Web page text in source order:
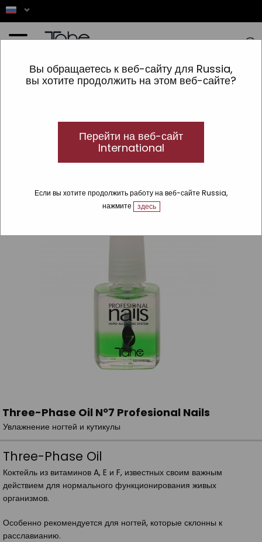
Вы обращаетесь к веб-сайту для Russia,
вы хотите продолжить на этом веб-сайте?
Перейти на веб-сайт
International
Если вы хотите продолжить работу на веб-сайте Russia,
нажмите
здесь
Profesional Nails
Данный продукт
недоступен
Three-Phase Oil Nº7 Profesional Nails
Увлажнение ногтей и кутикулы
Three-Phase Oil
Коктейль из витаминов A, E и F, известных своим важным
действием для нормального функционирования живых
организмов.
Особенно рекомендуется для ногтей, которые склонны к
расславианию.